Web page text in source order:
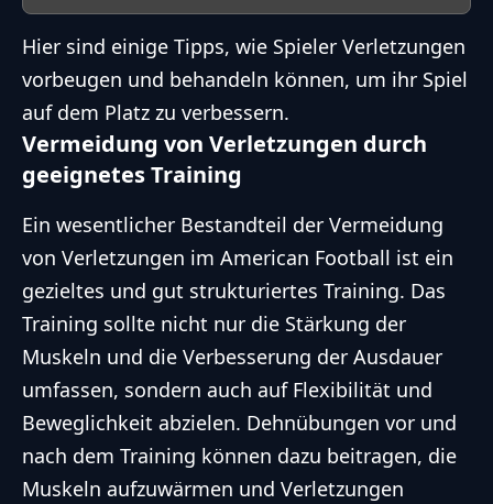
V
i
d
e
o
Hier sind einige Tipps, wie Spieler Verletzungen
vorbeugen und behandeln können, um ihr Spiel
auf dem Platz zu verbessern.
Vermeidung von Verletzungen durch
geeignetes Training
Ein wesentlicher Bestandteil der Vermeidung
von Verletzungen im American Football ist ein
gezieltes und gut strukturiertes Training. Das
Training sollte nicht nur die Stärkung der
Muskeln und die Verbesserung der Ausdauer
umfassen, sondern auch auf Flexibilität und
Beweglichkeit abzielen. Dehnübungen vor und
nach dem Training können dazu beitragen, die
Muskeln aufzuwärmen und Verletzungen